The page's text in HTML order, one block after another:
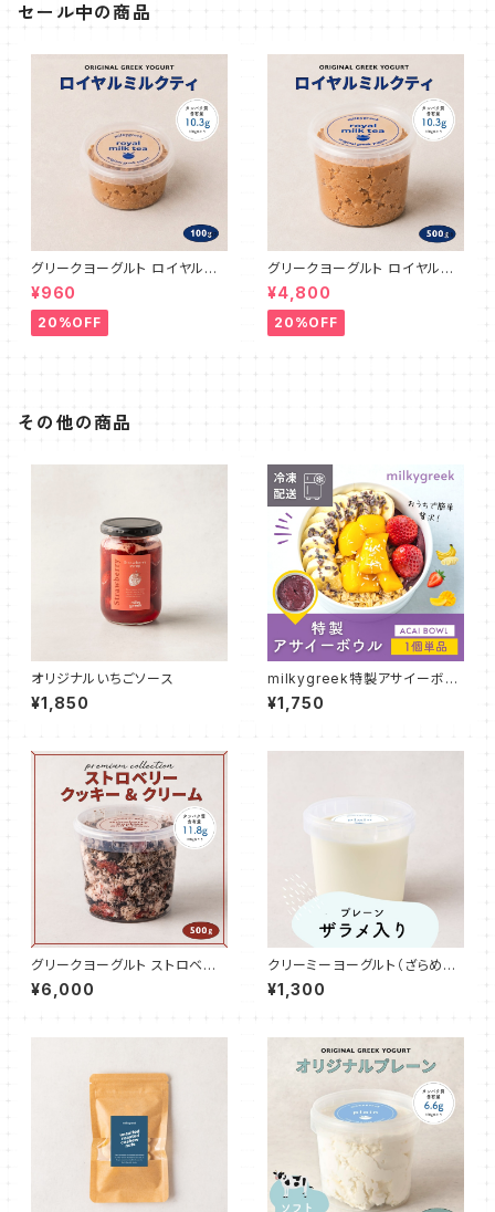
セール中の商品
グリークヨーグルト ロイヤルミ
ルクティ 100g
¥960
20%OFF
グリークヨーグルト ロイヤルミ
ルクティ 500g
¥4,800
20%OFF
その他の商品
オリジナルいちごソース
¥1,850
milkygreek特製アサイーボウ
ル 1個単品
¥1,750
グリークヨーグルト ストロベリ
クッキー＆クリーム 500g
¥6,000
クリーミーヨーグルト（ざらめ入
り）500g
¥1,300